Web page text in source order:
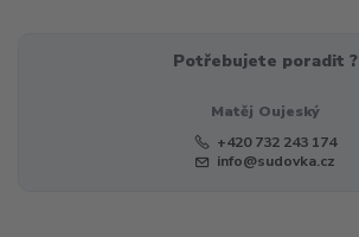
Potřebujete poradit ?
Matěj Oujeský
+420 732 243 174
info@sudovka.cz